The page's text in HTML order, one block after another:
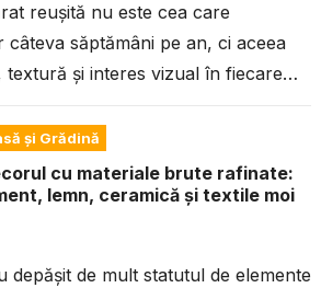
reușită nu este cea care
câteva săptămâni pe an, ci aceea
și interes vizual în fiecare
și Grădină
cu materiale brute rafinate:
lemn, ceramică și textile moi
depășit de mult statutul de elemente